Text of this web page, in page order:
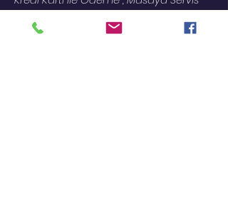
Hizmeti, Kitaplık Hizmeti